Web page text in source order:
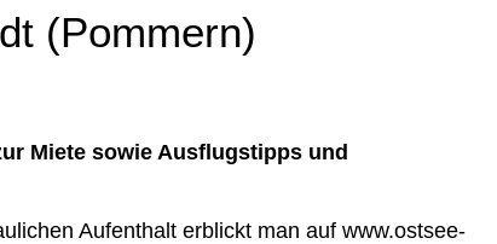
(Pommern)
Miete sowie Ausflugstipps und
Aufenthalt erblickt man auf www.ostsee-